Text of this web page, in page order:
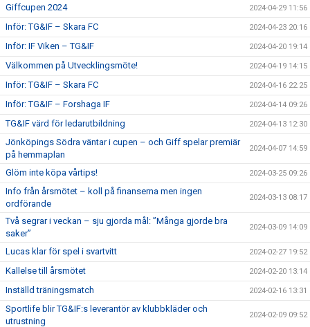
Giffcupen 2024 2024-04-29 11:56
Inför: TG&IF – Skara FC 2024-04-23 20:16
Inför: IF Viken – TG&IF 2024-04-20 19:14
Välkommen på Utvecklingsmöte! 2024-04-19 14:15
Inför: TG&IF – Skara FC 2024-04-16 22:25
Inför: TG&IF – Forshaga IF 2024-04-14 09:26
TG&IF värd för ledarutbildning 2024-04-13 12:30
Jönköpings Södra väntar i cupen – och Giff spelar premiär
på hemmaplan
2024-04-07 14:59
Glöm inte köpa vårtips! 2024-03-25 09:26
Info från årsmötet – koll på finanserna men ingen
ordförande
2024-03-13 08:17
Två segrar i veckan – sju gjorda mål: ”Många gjorde bra
saker”
2024-03-09 14:09
Lucas klar för spel i svartvitt 2024-02-27 19:52
Kallelse till årsmötet 2024-02-20 13:14
Inställd träningsmatch 2024-02-16 13:31
Sportlife blir TG&IF:s leverantör av klubbkläder och
utrustning
2024-02-09 09:52